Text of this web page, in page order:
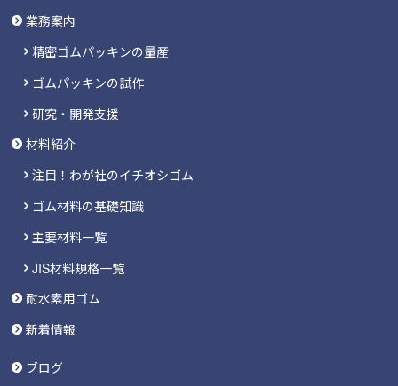
業務案内
精密ゴムパッキンの量産
ゴムパッキンの試作
研究・開発支援
材料紹介
注目！わが社のイチオシゴム
ゴム材料の基礎知識
主要材料一覧
JIS材料規格一覧
耐水素用ゴム
新着情報
ブログ